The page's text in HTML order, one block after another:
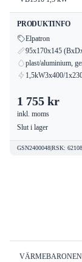
PRODUKTINFO
Elpatron
95x170x145
plast/aluminium,
1,5kW3x400/
1 755 kr
inkl. moms
Slut i lager
GSN2400048|RSK:
VÄRMEBARONEN